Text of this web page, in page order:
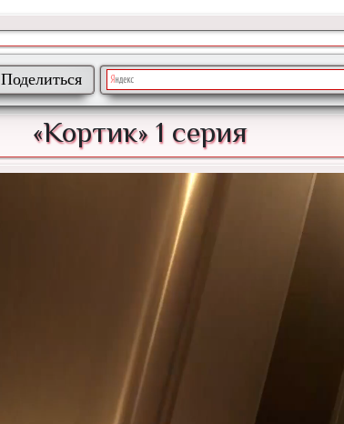
Поделиться
«Кортик» 1 серия